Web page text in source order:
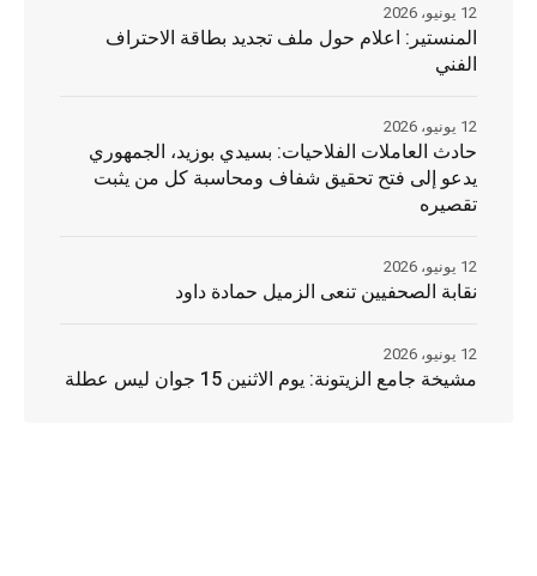
المنستير: اعلام حول ملف تجديد بطاقة الاحتراف
الفني
12 يونيو، 2026
حادث العاملات الفلاحيات: بسيدي بوزيد، الجمهوري
يدعو إلى فتح تحقيق شفاف ومحاسبة كل من يثبت
تقصيره
12 يونيو، 2026
نقابة الصحفيين تنعى الزميل حمادة داود
12 يونيو، 2026
مشيخة جامع الزيتونة: يوم الاثنين 15 جوان ليس عطلة
12 يونيو، 2026